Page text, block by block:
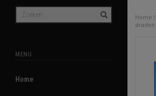
MENU
Home
Home /
draden